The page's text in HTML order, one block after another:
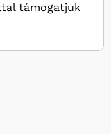
támogatjuk